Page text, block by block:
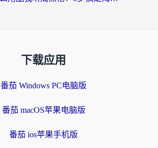
下载应用
番茄 Windows PC电脑版
番茄 macOS苹果电脑版
番茄 ios苹果手机版